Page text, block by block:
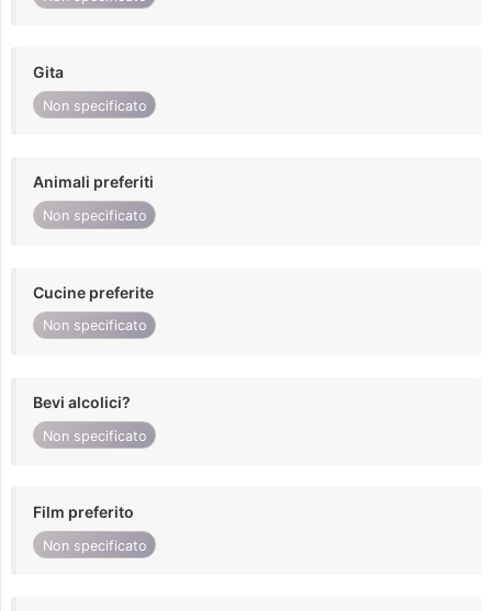
Gita
Non specificato
Animali preferiti
Non specificato
Cucine preferite
Non specificato
Bevi alcolici?
Non specificato
Film preferito
Non specificato